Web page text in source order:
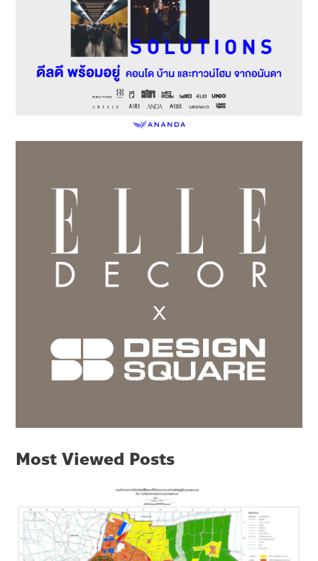
Most Viewed Posts